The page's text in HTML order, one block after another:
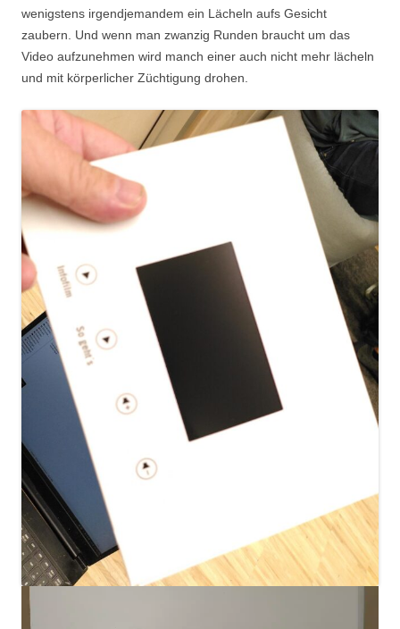
wenigstens irgendjemandem ein Lächeln aufs Gesicht
zaubern. Und wenn man zwanzig Runden braucht um das
Video aufzunehmen wird manch einer auch nicht mehr lächeln
und mit körperlicher Züchtigung drohen.